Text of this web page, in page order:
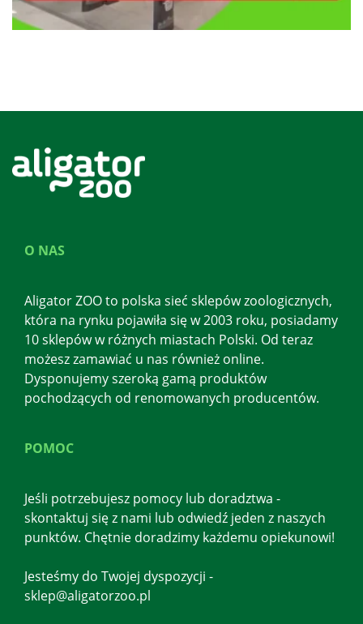
O NAS
Aligator ZOO to polska sieć sklepów zoologicznych,
która na rynku pojawiła się w 2003 roku, posiadamy
10 sklepów w różnych miastach Polski. Od teraz
możesz zamawiać u nas również online.
Dysponujemy szeroką gamą produktów
pochodzących od renomowanych producentów.
POMOC
Jeśli potrzebujesz pomocy lub doradztwa -
skontaktuj się z nami lub odwiedź jeden z naszych
punktów. Chętnie doradzimy każdemu opiekunowi!
Jesteśmy do Twojej dyspozycji -
sklep@aligatorzoo.pl